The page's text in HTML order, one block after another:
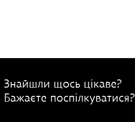
Знайшли щось цікаве?
Бажаєте поспілкуватися?